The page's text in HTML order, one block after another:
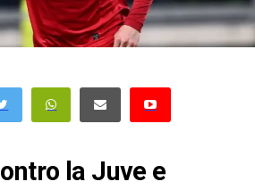
la Juve e